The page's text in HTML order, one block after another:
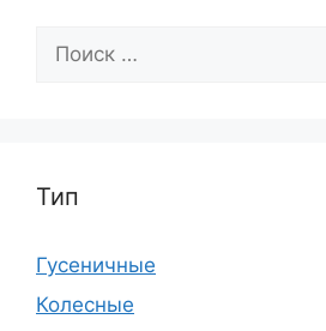
Тип
Гусеничные
Колесные